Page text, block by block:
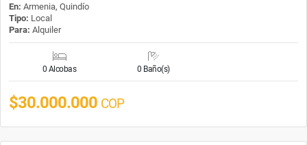
En: Armenia, Quindío
Tipo: Local
Para: Alquiler
0 Alcobas 0 Baño(s)
$30.000.000 COP